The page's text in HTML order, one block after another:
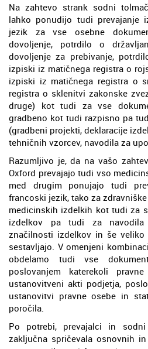
Na zahtevo strank sodni
lahko ponudijo tudi prevajanje
jezik za vse osebne
dovoljenje, potrdilo o
dovoljenje za prebivanje,
izpiski iz matičnega registra o
izpiski iz matičnega registra o
registra o sklenitvi zakonske
druge) kot tudi za vse
gradbeno kot tudi razpisno pa
(gradbeni projekti, deklaracije
tehničnih vzorcev, navodila za
Razumljivo je, da na vašo
Oxford prevajajo tudi vso
med drugim ponujajo tudi
francoski jezik, tako za
medicinskih izdelkih kot tudi za
izdelkov pa tudi za
značilnosti izdelkov in še
sestavljajo. V omenjeni
obdelamo tudi vse
poslovanjem katerekoli
ustanovitveni akti podjetja,
ustanovitvi pravne osebe in
poročila.
Po potrebi, prevajalci in
zaključna spričevala osnovnih